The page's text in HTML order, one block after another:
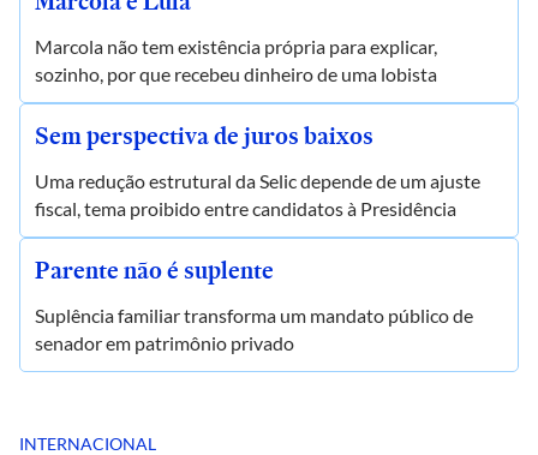
Marcola não tem existência própria para explicar,
sozinho, por que recebeu dinheiro de uma lobista
Sem perspectiva de juros baixos
Uma redução estrutural da Selic depende de um ajuste
fiscal, tema proibido entre candidatos à Presidência
Parente não é suplente
Suplência familiar transforma um mandato público de
senador em patrimônio privado
INTERNACIONAL